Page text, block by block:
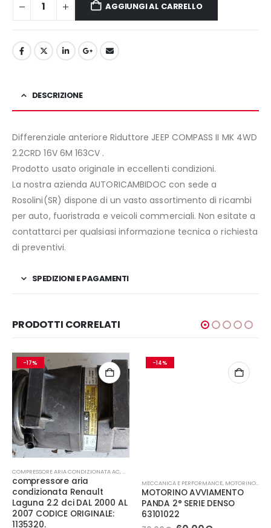
AGGIUNGI AL CARRELLO
DESCRIZIONE
Differenziale anteriore Riduttore JEEP COMPASS II MK 4WD
2.2CRD 16V 6M 163CV .
Prodotto usato originale in eccellenti condizioni.
La nostra azienda AUTORICAMBIDOC con sede a
Rosolini(SR) dispone di un vasto assortimento di ricambi
per auto, fuoristrada e veicoli commerciali. Non esitate a
contattarci per qualsiasi informazione tecnica o richiesta
di preventivi.
SPEDIZIONI E PAGAMENTI
PRODOTTI CORRELATI
-17%
COMPRESSORE ARIA CONDIZIONATA AC,MECCANICA E PERFORMANCE
compressore aria
condizionata Renault
Laguna 2.2 dci DAL 2000 AL
2007 CODICE ORIGINALE:
1135320.
-14%
MECCANICA E PERFORMANCE, MOTORINO AVVIAMENTO
MOTORINO AVVIAMENTO
PANDA 2° SERIE DENSO
63101022